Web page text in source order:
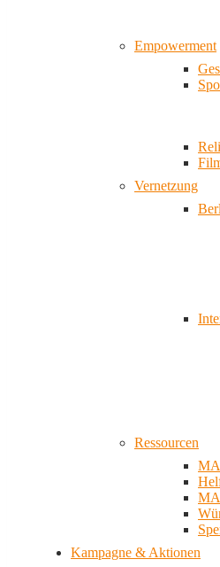
Empowerment
Vernetzung
Ressourcen
Kampagne & Aktionen